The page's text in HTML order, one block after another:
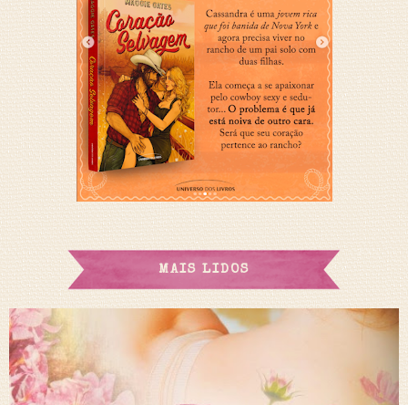
MAIS LIDOS